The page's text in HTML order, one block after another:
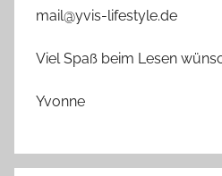
mail@yvis-lifestyle.de
Viel Spaß beim Lesen
Yvonne